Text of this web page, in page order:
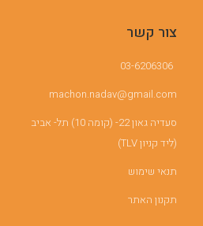
צור קשר
03-6206306
machon.nadav@gmail.com
סעדיה גאון 22- (קומה 10) תל- אביב
(ליד קניון TLV)
תנאי שימוש
תקנון האתר